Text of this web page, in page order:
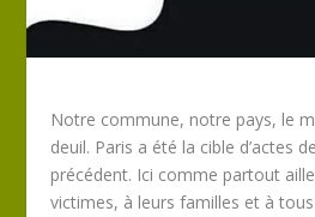
Notre commune, notre pays, le
deuil. Paris a été la cible d’actes
précédent. Ici comme partout
victimes, à leurs familles et à